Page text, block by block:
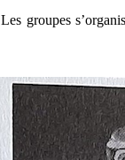
groupes